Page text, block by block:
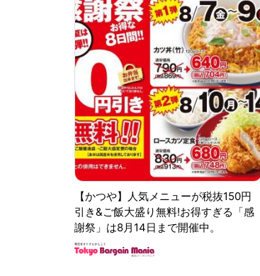
【かつや】人気メニューが税抜150円
引き&ご飯大盛り無料!お得すぎる「感
謝祭」は8月14日まで開催中。